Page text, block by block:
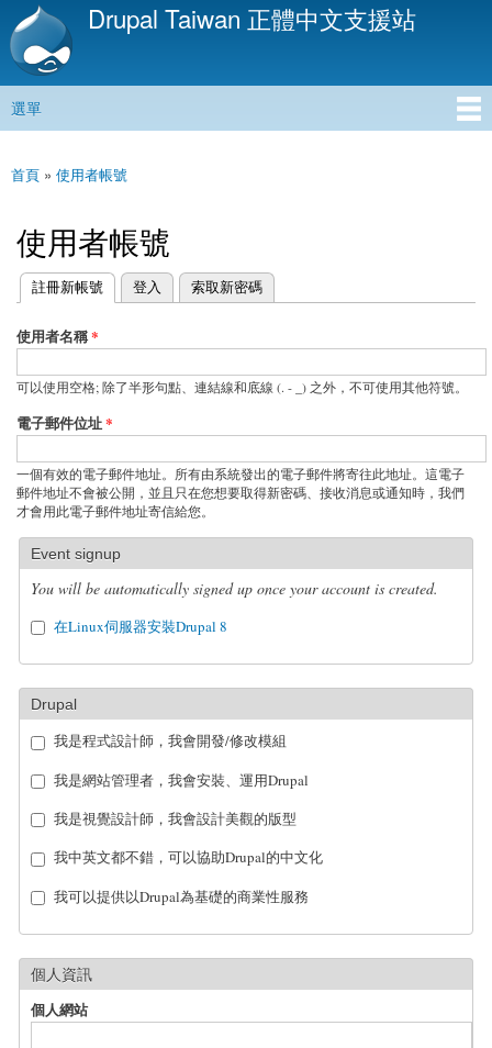
移
內
Drupal Taiwan 正體中文支援站
主選單
選單
您在這裡
首頁 » 使用者帳號
使用者帳號
主要索引標籤
註冊新帳號
(作用中頁籤) 登入 索取新密碼
使用者名稱*
可以使用空格; 除了半形句點、連結線和底線 (. - _) 之外，不可使用其他符號。
電子郵件位址*
一個有效的電子郵件地址。所有由系統發出的電子郵件將寄往此地址。這電子
郵件地址不會被公開，並且只在您想要取得新密碼、接收消息或通知時，我們
才會用此電子郵件地址寄信給您。
Event signup
You will be automatically signed up once your account is created.
在Linux伺服器安裝Drupal 8
Drupal
我是程式設計師，我會開發/修改模組
我是網站管理者，我會安裝、運用Drupal
我是視覺設計師，我會設計美觀的版型
我中英文都不錯，可以協助Drupal的中文化
我可以提供以Drupal為基礎的商業性服務
個人資訊
個人網站